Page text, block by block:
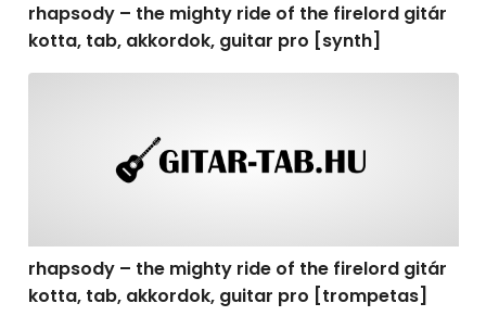
rhapsody – the mighty ride of the firelord gitár
kotta, tab, akkordok, guitar pro [synth]
rhapsody – the mighty ride of the firelord gitár
kotta, tab, akkordok, guitar pro [trompetas]